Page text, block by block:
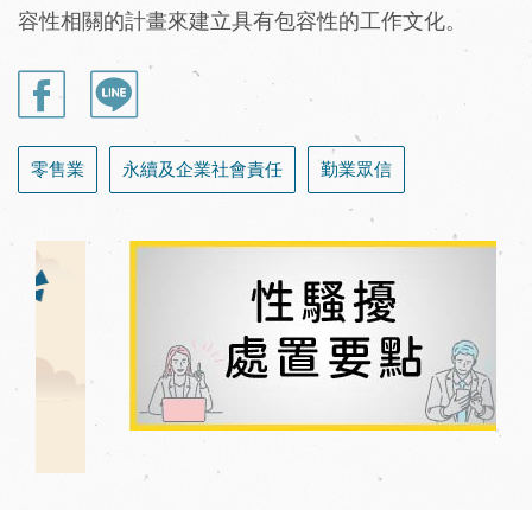
容性相關的計畫來建立具有包容性的工作文化。
零售業 永續及企業社會責任 勤業眾信